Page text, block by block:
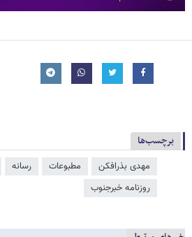
برچسب‌ها
مهدی بذرافکن مطبوعات رسانه
روزنامه خبرجنوب